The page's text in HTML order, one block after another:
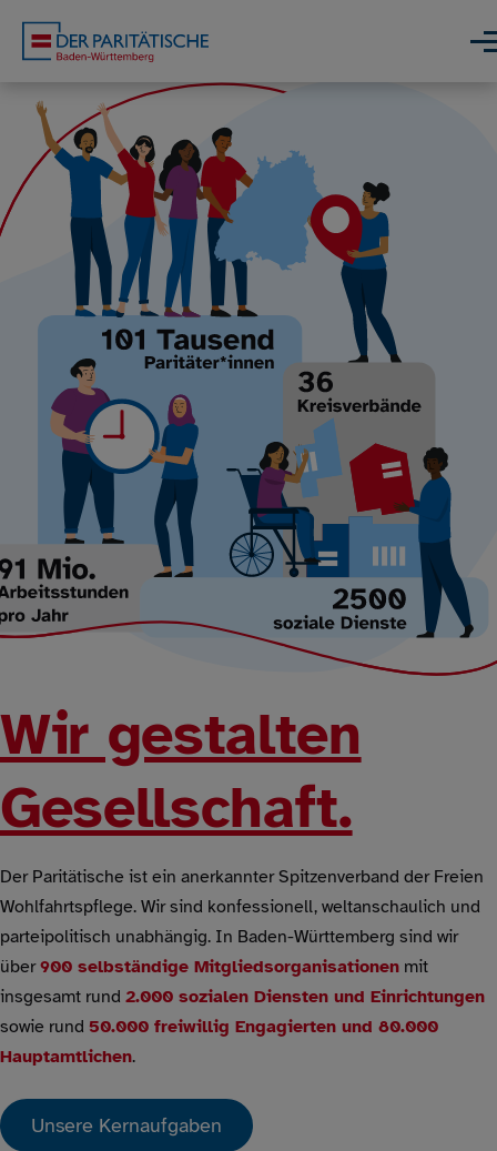
Wir gestalten
Gesellschaft.
Der Paritätische ist ein anerkannter Spitzenverband der Freien
Wohlfahrtspflege. Wir sind konfessionell, weltanschaulich und
parteipolitisch unabhängig. In Baden-Württemberg sind wir
über900 selbständige Mitgliedsorganisationen mit
insgesamt rund 2.000 sozialen Diensten und Einrichtungen
sowie rund 50.000 freiwillig Engagierten und 80.000
Hauptamtlichen.
Unsere Kernaufgaben